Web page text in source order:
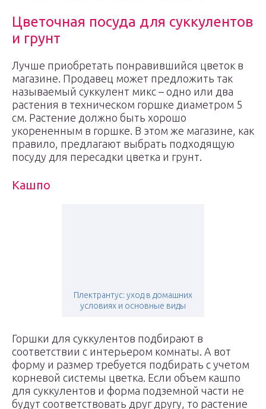
Цветочная посуда для суккулентов
и грунт
Лучше приобретать понравившийся цветок в
магазине. Продавец может предложить так
называемый суккулент микс – одно или два
растения в техническом горшке диаметром 5
см. Растение должно быть хорошо
укорененным в горшке. В этом же магазине, как
правило, предлагают выбрать подходящую
посуду для пересадки цветка и грунт.
Кашпо
Плектрантус: уход в домашних
условиях и основные виды
Горшки для суккулентов подбирают в
соответствии с интерьером комнаты. А вот
форму и размер требуется подбирать с учетом
корневой системы цветка. Если объем кашпо
для суккулентов и форма подземной части не
будут соответствовать друг другу, то растение